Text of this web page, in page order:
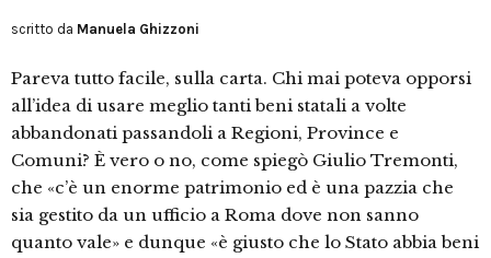
scritto da Manuela Ghizzoni
Pareva tutto facile, sulla carta. Chi mai poteva opporsi
all’idea di usare meglio tanti beni statali a volte
abbandonati passandoli a Regioni, Province e
Comuni? È vero o no, come spiegò Giulio Tremonti,
che «c’è un enorme patrimonio ed è una pazzia che
sia gestito da un ufficio a Roma dove non sanno
quanto vale» e dunque «è giusto che lo Stato abbia beni